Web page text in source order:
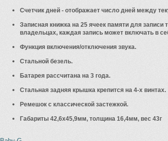
Счетчик дней - отображает число дней между
Записная книжка на 25 ячеек памяти для
владельцах, каждая запись может включать в
Функция включения/отключения звука.
Стальной безель.
Батарея рассчитана на 3 года.
Стальная задняя крышка крепится на 4-х винтах.
Ремешок с классической застежкой.
Габариты 42,6х45,9мм, толщина 16,4мм, вес 43г